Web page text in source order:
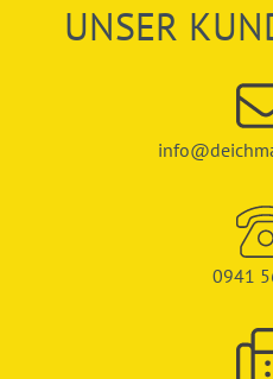
UNSER
0941